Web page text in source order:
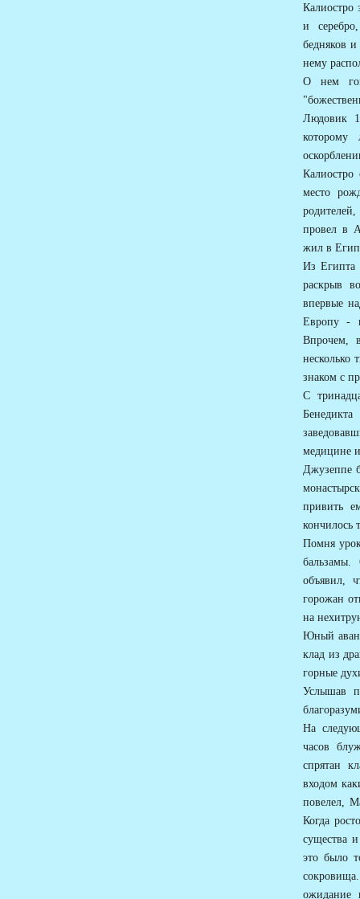
Калиостро
и
бедняков
нему
О нем
Людовик
которому
место
провел в
жил в
Из Египта
раскрыв
впервые
Европу -
Впрочем,
несколько
знаком с
С
медицине
Джузеппе
привить
кончилось
Помня
объявил,
горожан
на
Юный
клад из
горные
Услышав
На
часов
спрятан
входом
повелел,
Когда
существа
это было
ожидание